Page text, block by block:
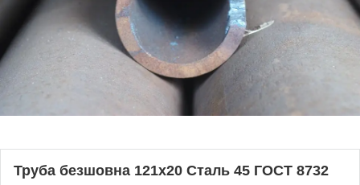
Труба безшовна 121х20 Сталь 45 ГОСТ 8732